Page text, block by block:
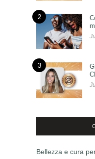
2
3
Bellezza e cura